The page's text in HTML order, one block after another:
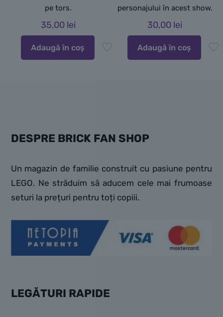
pe tors.
35,00 lei
Adaugă în coș
personajului în acest show.
30,00 lei
Adaugă în coș
DESPRE BRICK FAN SHOP
Un magazin de familie construit cu pasiune pentru
LEGO. Ne străduim să aducem cele mai frumoase
seturi la prețuri pentru toți copiii.
LEGĂTURI RAPIDE